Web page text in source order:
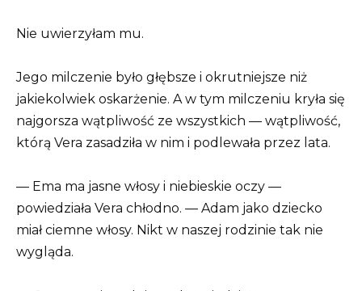
Nie uwierzyłam mu.
Jego milczenie było głębsze i okrutniejsze niż
jakiekolwiek oskarżenie. A w tym milczeniu kryła się
najgorsza wątpliwość ze wszystkich — wątpliwość,
którą Vera zasadziła w nim i podlewała przez lata.
— Ema ma jasne włosy i niebieskie oczy —
powiedziała Vera chłodno. — Adam jako dziecko
miał ciemne włosy. Nikt w naszej rodzinie tak nie
wygląda.